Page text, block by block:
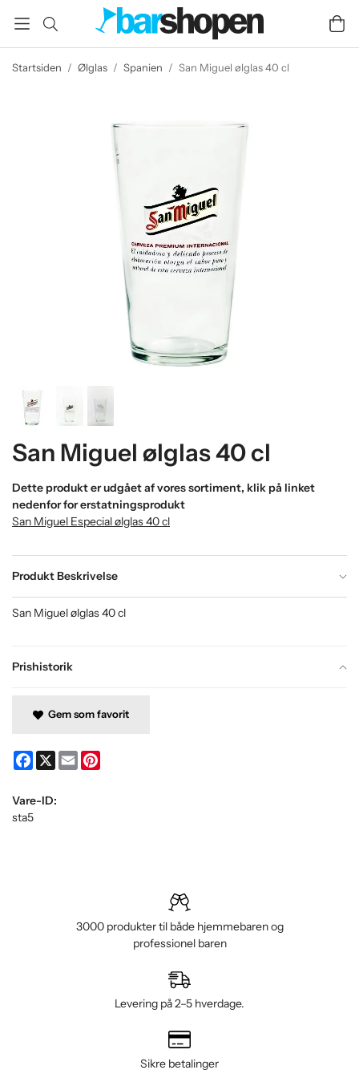
Startsiden / Ølglas / Spanien / San Miguel ølglas 40 cl
San Miguel ølglas 40 cl
Dette produkt er udgået af vores sortiment, klik på linket
nedenfor for erstatningsprodukt
San Miguel Especial ølglas 40 cl
Produkt Beskrivelse
Prishistorik
San Miguel ølglas 40 cl
Gem som favorit
Facebook
X Email
Vare-ID:
sta5
3000 produkter til både hjemmebaren og
professionel baren
Levering på 2–5 hverdage.
Sikre betalinger